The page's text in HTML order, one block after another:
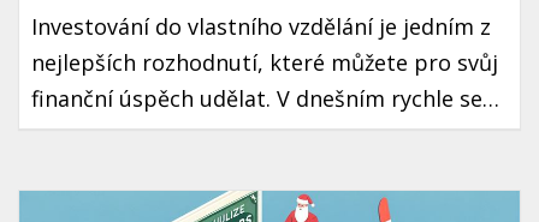
Investování do vlastního vzdělání je jedním z
nejlepších rozhodnutí, které můžete pro svůj
finanční úspěch udělat. V dnešním rychle se
měnícím světě je neustálé vzdělávání klíčem k
a zajištění růstu vaší kariéry. Tento článek vás